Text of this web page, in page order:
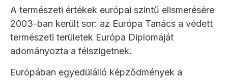
A természeti értékek európai szintű elismerésére
2003-ban került sor: az Európa Tanács a védett
természeti területek Európa Diplomáját
adományozta a félszigetnek.
Európában egyedülálló képződmények a